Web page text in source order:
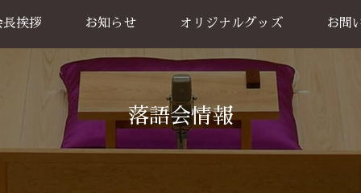
挨拶 お知らせ オリジナルグッズ
グッズ販売
お買い物方法
お問
落語会情報